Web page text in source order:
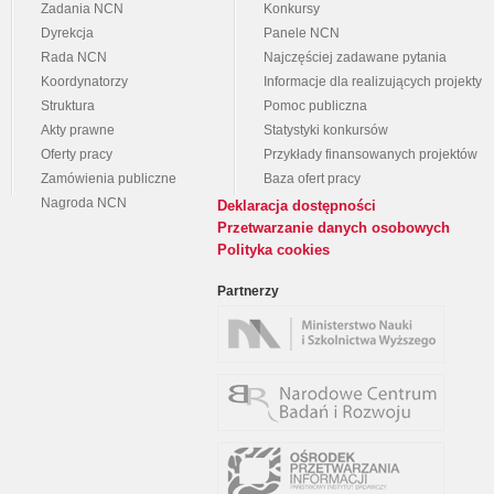
Zadania NCN
Dyrekcja
Rada NCN
Koordynatorzy
Struktura
Akty prawne
Oferty pracy
Zamówienia publiczne
Nagroda NCN
Konkursy
Panele NCN
Najczęściej zadawane pytania
Informacje dla realizujących projekty
Pomoc publiczna
Statystyki konkursów
Przykłady finansowanych projektów
Baza ofert pracy
Deklaracja dostępności
Przetwarzanie danych osobowych
Polityka cookies
Partnerzy